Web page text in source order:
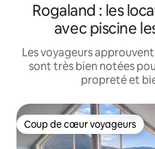
Rogaland : les
avec piscine
Les voyageurs
sont très bien notées
propreté et
Coup de cœur voyageurs
Coup de cœur voyageurs